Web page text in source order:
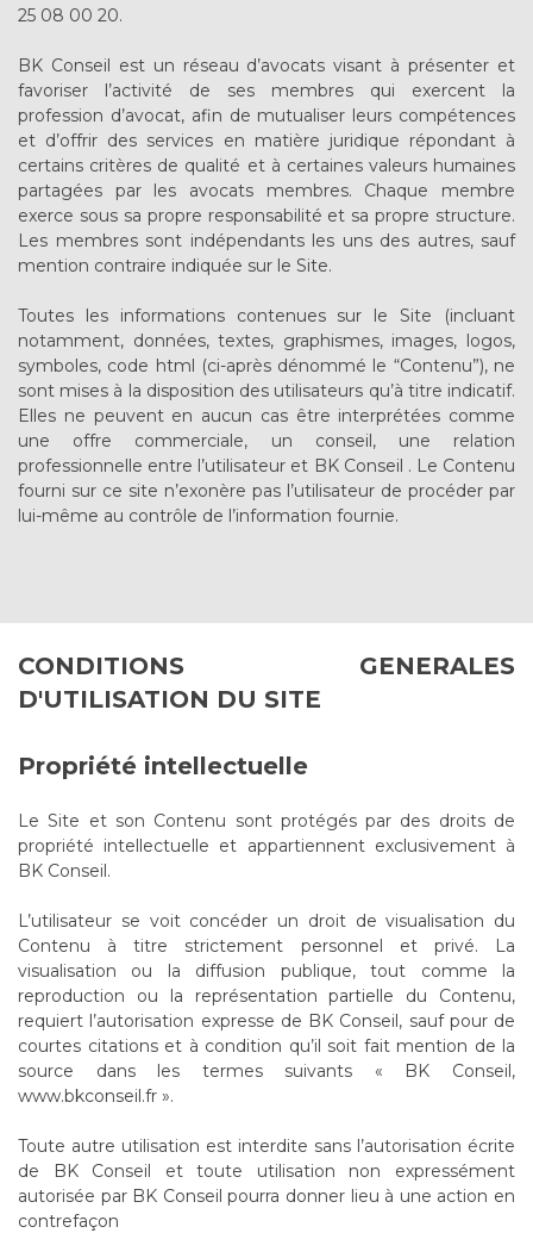
25 08 00 20.
BK Conseil est un réseau d’avocats visant à présenter et
favoriser l’activité de ses membres qui exercent la
profession d’avocat, afin de mutualiser leurs compétences
et d’offrir des services en matière juridique répondant à
certains critères de qualité et à certaines valeurs humaines
partagées par les avocats membres. Chaque membre
exerce sous sa propre responsabilité et sa propre structure.
Les membres sont indépendants les uns des autres, sauf
mention contraire indiquée sur le Site.
Toutes les informations contenues sur le Site (incluant
notamment, données, textes, graphismes, images, logos,
symboles, code html (ci-après dénommé le “Contenu”), ne
sont mises à la disposition des utilisateurs qu’à titre indicatif.
Elles ne peuvent en aucun cas être interprétées comme
une offre commerciale, un conseil, une relation
professionnelle entre l’utilisateur et BK Conseil . Le Contenu
fourni sur ce site n’exonère pas l’utilisateur de procéder par
lui-même au contrôle de l’information fournie.
CONDITIONS GENERALES
D'UTILISATION DU SITE
Propriété intellectuelle
Le Site et son Contenu sont protégés par des droits de
propriété intellectuelle et appartiennent exclusivement à
BK Conseil.
L’utilisateur se voit concéder un droit de visualisation du
Contenu à titre strictement personnel et privé. La
visualisation ou la diffusion publique, tout comme la
reproduction ou la représentation partielle du Contenu,
requiert l’autorisation expresse de BK Conseil, sauf pour de
courtes citations et à condition qu’il soit fait mention de la
source dans les termes suivants « BK Conseil,
www.bkconseil.fr ».
Toute autre utilisation est interdite sans l’autorisation écrite
de BK Conseil et toute utilisation non expressément
autorisée par BK Conseil pourra donner lieu à une action en
contrefaçon